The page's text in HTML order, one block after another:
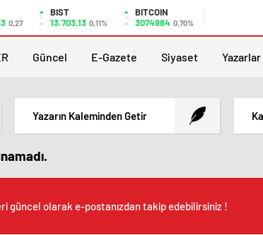
0,27
BIST
13.703,13 0,11%
BITCOIN
3074984 0,70%
Güncel E-Gazete Siyaset Yazarlar
Yazarın Kaleminden Getir
güncel olarak e-postanızdan takip edebilirsiniz !